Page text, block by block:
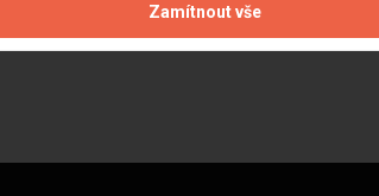
Zamítnout vše